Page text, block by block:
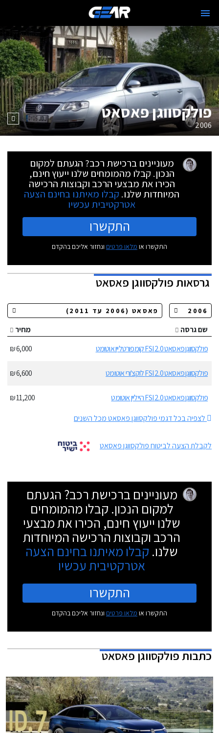
פולקסווגן פאסאט
2006
מעוניינים ברכישת רכב? הגעתם למקום
הנכון. קבלו מהמומחים שלנו ייעוץ חינם,
הכירו את מבצעי הרכב וקבוצות הרכישה
המיוחדות שלנו. קבלו מאיתנו בחינם הצעה
אטרקטיבית עכשיו
התקשרו
התקשרו או מלאו פרטים ונחזור אליכם בהקדם
גרסאותפולקסווגן פאסאט
שם גרסה
מחיר
פולקסווגן פאסאט 2.0 FSI קומפורטליין אוטומט
6,000 ₪
פולקסווגן פאסאט 2.0 FSI לוקצ'ורי אוטומט 6,600 ₪
פולקסווגן פאסאט 2.0 FSI הייליין אוטומט
11,200 ₪
לצפיה בכל דגמי פולקסווגן פאסאט מכל השנים
לקבלת הצעה לביטוח פולקסווגן פאסאט
מעוניינים ברכישת רכב? הגעתם
למקום הנכון. קבלו מהמומחים
שלנו ייעוץ חינם, הכירו את מבצעי
הרכב וקבוצות הרכישה המיוחדות
שלנו. קבלו מאיתנו בחינם הצעה
אטרקטיבית עכשיו
התקשרו
התקשרו או מלאו פרטים ונחזור אליכם בהקדם
כתבותפולקסווגן פאסאט